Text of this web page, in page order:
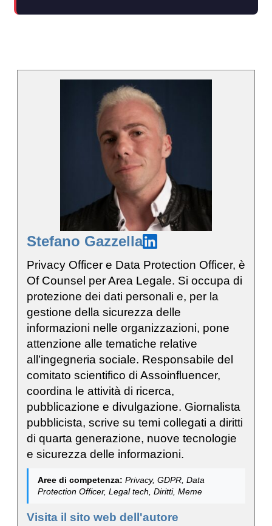
Stefano Gazzella
Privacy Officer e Data Protection Officer, è
Of Counsel per Area Legale. Si occupa di
protezione dei dati personali e, per la
gestione della sicurezza delle
informazioni nelle organizzazioni, pone
attenzione alle tematiche relative
all’ingegneria sociale. Responsabile del
comitato scientifico di Assoinfluencer,
coordina le attività di ricerca,
pubblicazione e divulgazione. Giornalista
pubblicista, scrive su temi collegati a diritti
di quarta generazione, nuove tecnologie
e sicurezza delle informazioni.
Aree di competenza: Privacy, GDPR, Data
Protection Officer, Legal tech, Diritti, Meme
Visita il sito web dell'autore